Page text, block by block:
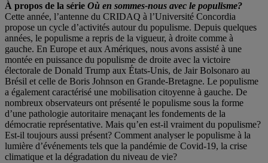
À propos de la série Où en sommes-nous avec le populisme?
Cette année, l’antenne du CRIDAQ à l’Université Concordia
propose un cycle d’activités autour du populisme. Depuis quelques
années, le populisme a repris de la vigueur, à droite comme à
gauche. En Europe et aux Amériques, nous avons assisté à une
montée en puissance du populisme de droite avec la victoire
électorale de Donald Trump aux États-Unis, de Jair Bolsonaro au
Brésil et celle de Boris Johnson en Grande-Bretagne. Le populisme
a également caractérisé une mobilisation citoyenne à gauche. De
nombreux observateurs ont présenté le populisme sous la forme
d’une pathologie autoritaire menaçant les fondements de la
démocratie représentative. Mais qu’en est-il vraiment du populisme?
Est-il toujours aussi présent? Comment analyser le populisme à la
lumière d’événements tels que la pandémie de Covid-19, la crise
climatique et la dégradation du niveau de vie?